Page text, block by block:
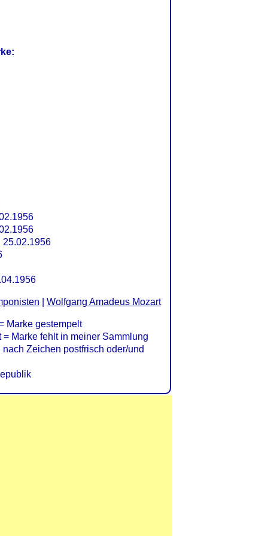
25.02.1956
Wolfgang Amadeus Mozart
Marke gestempelt
= Marke fehlt in meiner Sammlung
Zeichen postfrisch oder/und